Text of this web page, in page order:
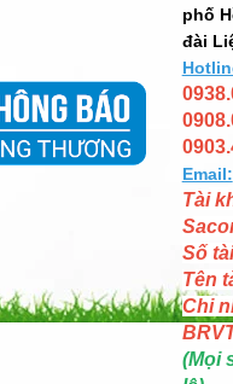
phố
đài
Email:
Tài
Số
Tên
Chi
(Mọi